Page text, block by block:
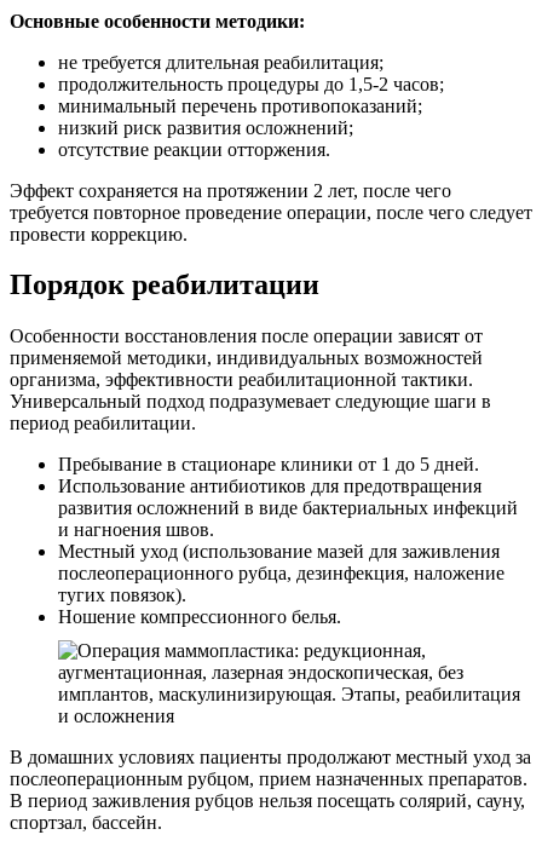
Основные особенности методики:
не требуется длительная реабилитация;
продолжительность процедуры до 1,5-2 часов;
минимальный перечень противопоказаний;
низкий риск развития осложнений;
отсутствие реакции отторжения.
Эффект сохраняется на протяжении 2 лет, после чего
требуется повторное проведение операции, после чего следует
провести коррекцию.
Порядок реабилитации
Особенности восстановления после операции зависят от
применяемой методики, индивидуальных возможностей
организма, эффективности реабилитационной тактики.
Универсальный подход подразумевает следующие шаги в
период реабилитации.
Пребывание в стационаре клиники от 1 до 5 дней.
Использование антибиотиков для предотвращения
развития осложнений в виде бактериальных инфекций
и нагноения швов.
Местный уход (использование мазей для заживления
послеоперационного рубца, дезинфекция, наложение
тугих повязок).
Ношение компрессионного белья.
В домашних условиях пациенты продолжают местный уход за
послеоперационным рубцом, прием назначенных препаратов.
В период заживления рубцов нельзя посещать солярий, сауну,
спортзал, бассейн.